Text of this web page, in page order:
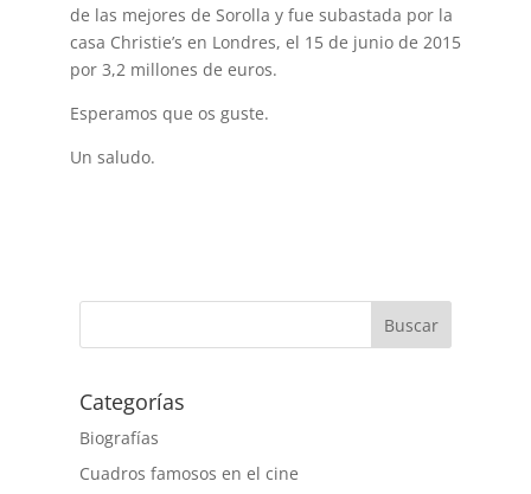
de las mejores de Sorolla y fue subastada por la
casa Christie’s en Londres, el 15 de junio de 2015
por 3,2 millones de euros.
Esperamos que os guste.
Un saludo.
Buscar
Categorías
Biografías
Cuadros famosos en el cine